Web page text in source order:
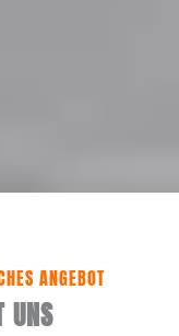
ANGEBOT
UNS